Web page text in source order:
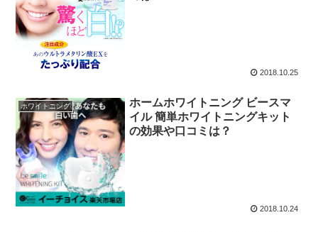
2018.10.25
ホワイトニング
ホームホワイトニング ビースマ
イル 簡単ホワイトニングキット
の効果や口コミは？
2018.10.24